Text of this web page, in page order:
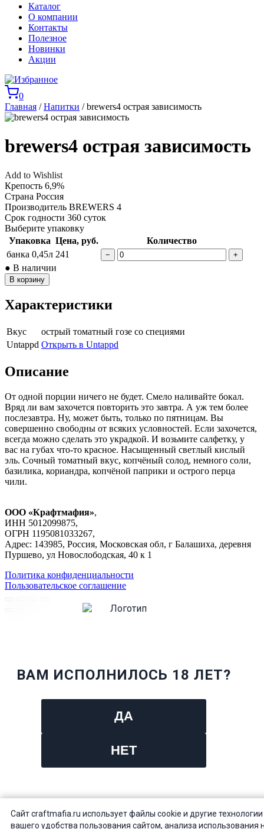
Каталог
О компании
Контакты
Полезное
Новинки
Акции
0
Главная /Напитки / brewers4 острая зависимость
brewers4 острая зависимость
Add to Wishlist
Крепость 6,9%
Страна Россия
Производитель BREWERS 4
Срок годности 360 суток
Выберите упаковку
Упаковка Цена, руб.
Количество
банка 0,45л 241 − +
● В наличии
В корзину
Характеристики
Вкус
острый томатный гозе со специями
Untappd Открыть в Untappd
Описание
От одной порции ничего не будет. Смело наливайте бокал.
Вряд ли вам захочется повторить это завтра. А уж тем более
послезавтра. Ну, может быть, только по пятницам. Вы
совершенно свободны от всяких условностей. Если захочется,
всегда можно сделать это украдкой. И возьмите салфетку, у
вас на губах что-то красное. Насыщенный светлый кислый
эль. Сочный томатный вкус, копчёный солод, немного соли,
базилика, кориандра, копчёной паприки и острого перца
чили.
ООО «Крафтмафия»,
ИНН 5012099875,
ОГРН 1195081033267,
Адрес: 143985, Россия, Московская обл, г Балашиха, деревня
Пуршево, ул Новослободская, 40 к 1
Политика конфиденциальности
Пользовательское соглашение
ВАМ ИСПОЛНИЛОСЬ 18 ЛЕТ?
ДА
НЕТ
Сайт craftmafia.ru использует файлы cookie и другие
вашего удобства пользования сайтом, анализа использования